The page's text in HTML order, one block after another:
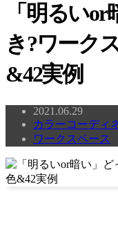
「明るい
き?ワーク
&42実例
2021.06.29
カラーコーディ
ワークスペース